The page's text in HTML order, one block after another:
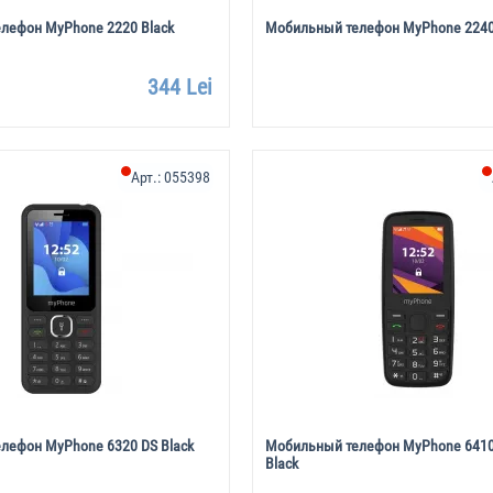
MyPhone 2220 Black
344 Lei
Мобильный телефон MyPhone
MyPhone 6320 DS Black
Арт.:055398
Мобильный телефон MyPhone 6410
Black